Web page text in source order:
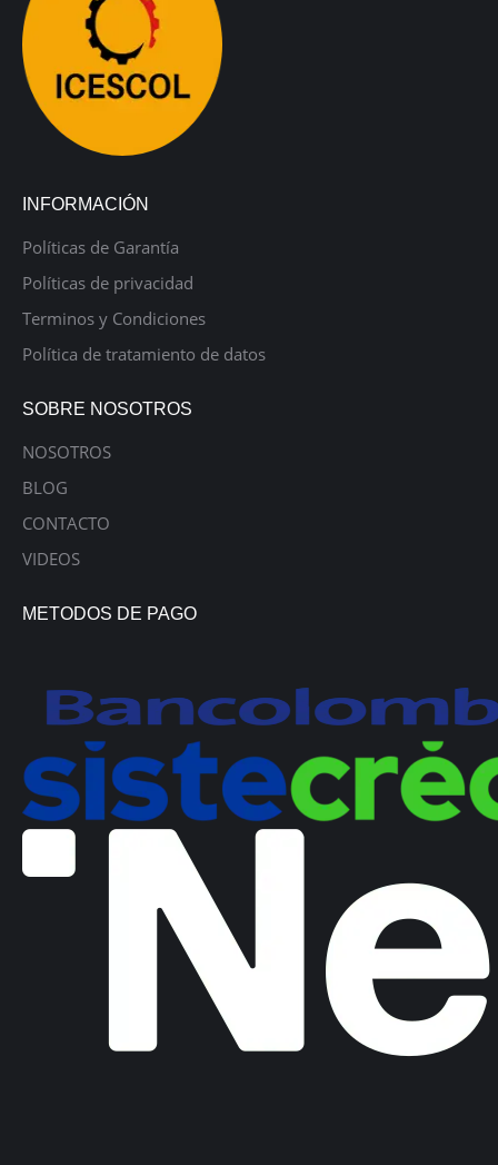
INFORMACIÓN
Políticas de Garantía
Políticas de privacidad
Terminos y Condiciones
Política de tratamiento de datos
SOBRE NOSOTROS
NOSOTROS
BLOG
CONTACTO
VIDEOS
METODOS DE PAGO